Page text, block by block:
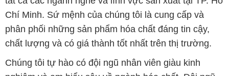
Chí Minh. Sứ mệnh của chúng tôi là cung cấp và
phân phối những sản phẩm hóa chất đáng tin cậy,
chất lượng và có giá thành tốt nhất trên thị trường.
Chúng tôi tự hào có đội ngũ nhân viên giàu kinh